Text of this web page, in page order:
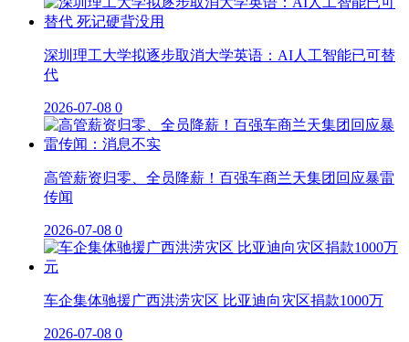
深圳理工大学拟逐步取消大学英语：AI人工智能已可替
代
2026-07-08 0
高管薪资归零、全员降薪！百强车商兰天集团回应暴雷
传闻
2026-07-08 0
车企集体驰援广西洪涝灾区 比亚迪向灾区捐款1000万
2026-07-08 0